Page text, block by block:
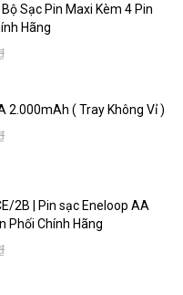
Sạc Pin Maxi Kèm 4 Pin
Hãng
2.000mAh ( Tray Không Vỉ )
2B | Pin sạc Eneloop AA
Phối Chính Hãng